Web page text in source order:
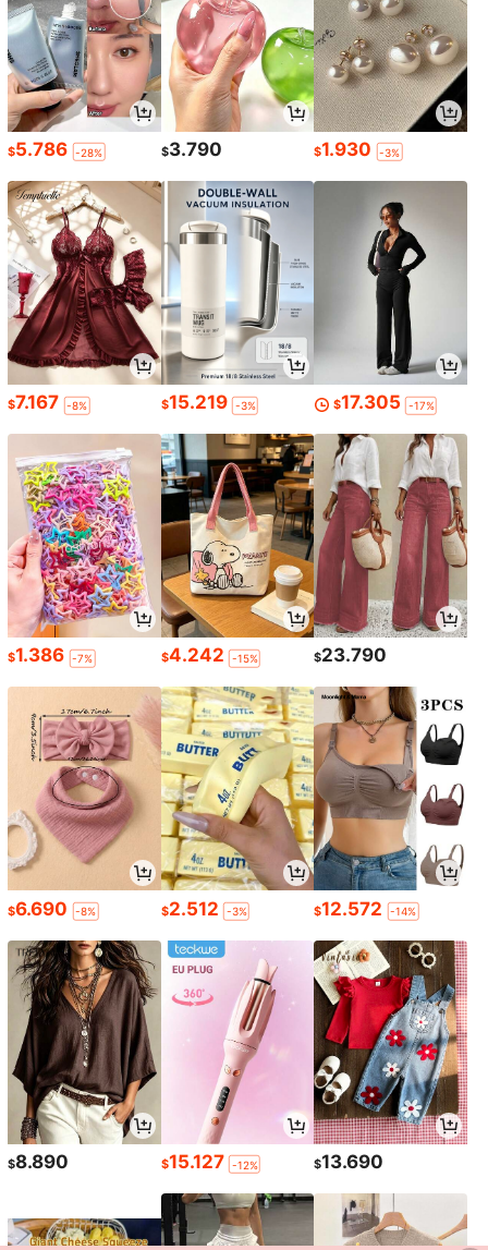
$5.786 -28% $3.790 $1.930 -3%
$7.167 -8% $15.219 -3% $17.305 -17%
$1.386 -7% $4.242 -15% $23.790
$6.690 -8% $2.512 -3% $12.572 -14%
$8.890 $15.127 -12% $13.690